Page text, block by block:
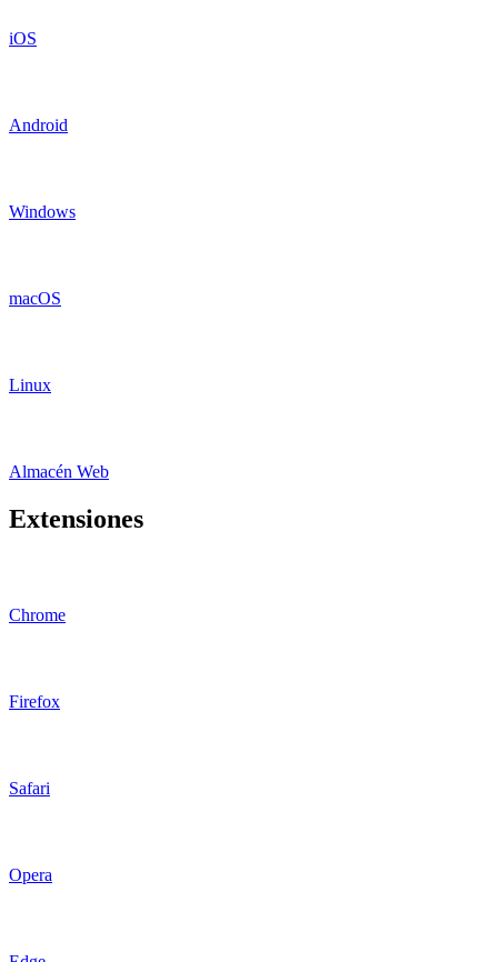
iOS
Android
Windows
macOS
Linux
Almacén Web
Extensiones
Chrome
Firefox
Safari
Opera